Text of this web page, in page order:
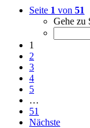
Seite 1 von 51
Gehe zu
1
2
3
4
5
…
51
Nächste